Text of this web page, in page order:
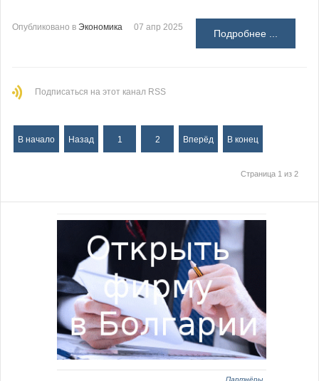
Опубликовано в Экономика 07 апр 2025
Подробнее ...
Подписаться на этот канал RSS
В начало Назад 1 2 Вперёд В конец
Страница 1 из 2
Партнёры